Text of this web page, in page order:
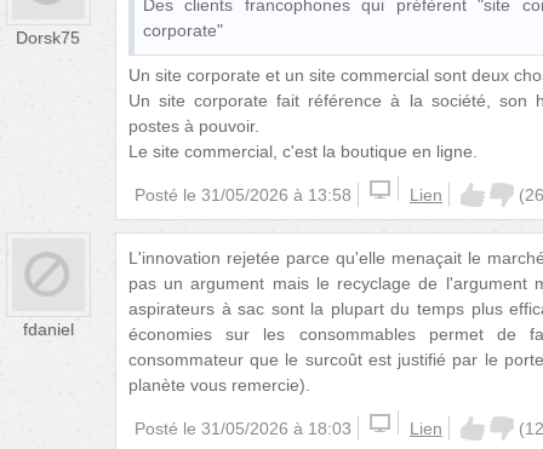
Dorsk75
Des clients francophones qui préfèrent "site
corporate"
Un site corporate et un site commercial sont deux
Un site corporate fait référence à la société, son
postes à pouvoir.
Le site commercial, c'est la boutique en ligne.
Posté le 31/05/2026 à 13:58 Lien (26
fdaniel
L'innovation rejetée parce qu'elle menaçait le
pas un argument mais le recyclage de l'argument
aspirateurs à sac sont la plupart du temps plus
économies sur les consommables permet de
consommateur que le surcoût est justifié par le
planète vous remercie).
Posté le 31/05/2026 à 18:03 Lien (12